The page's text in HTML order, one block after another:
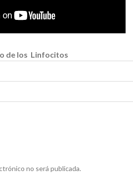
de los Linfocitos
no será publicada.